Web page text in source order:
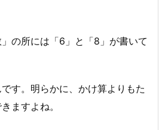
の所には「6」と「8」が書いて
す。明らかに、かけ算よりもた
ますよね。